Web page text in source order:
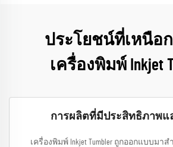
ประโยชน์ที่เหนือ
เครื่องพิมพ์ Inkjet
การผลิตที่มีประสิทธิภาพแ
เครื่องพิมพ์ Inkjet Tumbler ถูกออกแบบม